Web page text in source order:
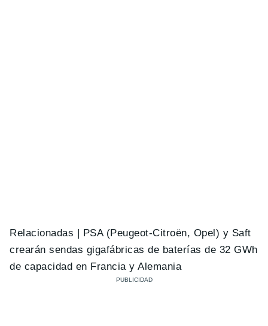
Relacionadas | PSA (Peugeot-Citroën, Opel) y Saft
crearán sendas gigafábricas de baterías de 32 GWh
de capacidad en Francia y Alemania